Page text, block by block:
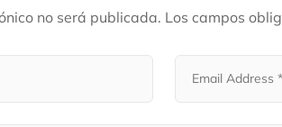
no será publicada. Los campos